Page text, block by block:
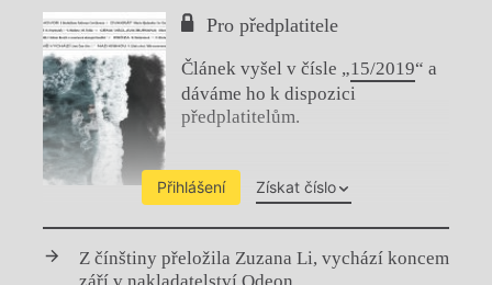
Pro předplatitele
Článek vyšel v čísle „15/2019“ a
dáváme ho k dispozici
předplatitelům.
Přihlášení Získat číslo
Z čínštiny přeložila Zuzana Li, vychází koncem